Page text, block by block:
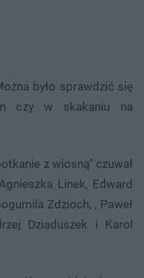
było sprawdzić się
czy w skakaniu na
z wiosną" czuwał
Linek, Edward
Zdzioch, , Paweł
Dziaduszek i Karol